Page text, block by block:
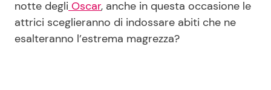
notte degli Oscar, anche in questa occasione le
attrici sceglieranno di indossare abiti che ne
esalteranno l’estrema magrezza?